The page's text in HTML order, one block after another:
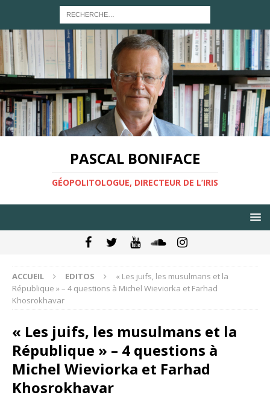
PASCAL BONIFACE
GÉOPOLITOLOGUE, DIRECTEUR DE L’IRIS
ACCUEIL EDITOS
« Les juifs, les musulmans et la
République » – 4 questions à Michel Wieviorka et Farhad
Khosrokhavar
« Les juifs, les musulmans et la
République » – 4 questions à
Michel Wieviorka et Farhad
Khosrokhavar